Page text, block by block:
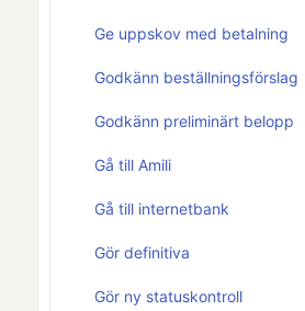
Ge uppskov med betalning
Godkänn beställningsförslag
Godkänn preliminärt belopp
Gå till Amili
Gå till internetbank
Gör definitiva
Gör ny statuskontroll